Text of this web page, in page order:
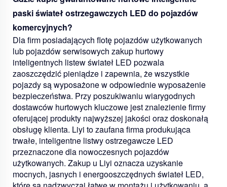
paski świateł ostrzegawczych LED do pojazdów
komercyjnych?
Dla firm posiadających flotę pojazdów użytkowanych
lub pojazdów serwisowych zakup hurtowy
inteligentnych listew świateł LED pozwala
zaoszczędzić pieniądze i zapewnia, że wszystkie
pojazdy są wyposażone w odpowiednie wyposażenie
bezpieczeństwa. Przy poszukiwaniu wiarygodnych
dostawców hurtowych kluczowe jest znalezienie firmy
oferującej produkty najwyższej jakości oraz doskonałą
obsługę klienta. Liyi to zaufana firma produkująca
trwałe, inteligentne listwy ostrzegawcze LED
przeznaczone dla nowoczesnych pojazdów
użytkowanych. Zakup u Liyi oznacza uzyskanie
mocnych, jasnych i energooszczędnych świateł LED,